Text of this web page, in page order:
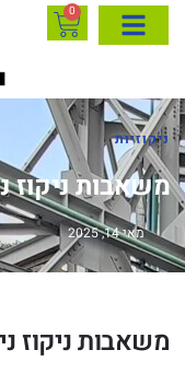
0
ניקוזיות
משאבות ניקוז
מאי 14, 2025
משאבות ניקוז